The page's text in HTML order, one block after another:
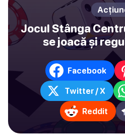
Jocul Stânga
se joacă și
Facebook
Twitter / X
Reddit